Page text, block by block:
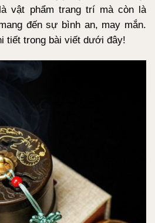
vật phẩm trang trí mà còn là
đến sự bình an, may mắn.
tiết trong bài viết dưới đây!